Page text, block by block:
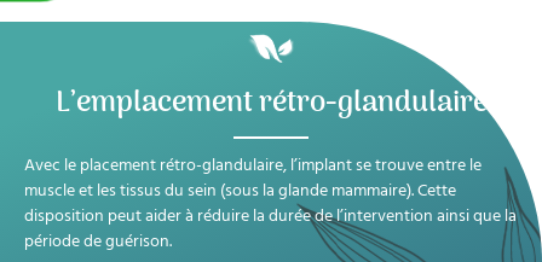
L’emplacement rétro-glandulaire
Avec le placement rétro-glandulaire, l’implant se trouve entre le
muscle et les tissus du sein (sous la glande mammaire). Cette
disposition peut aider à réduire la durée de l’intervention ainsi que la
période de guérison.